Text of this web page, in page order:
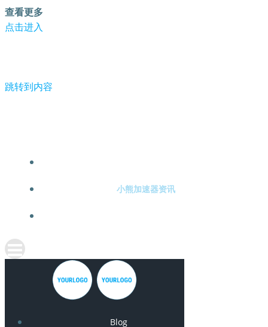
查看更多
点击进入
跳转到内容
小熊加速器资讯
Blog